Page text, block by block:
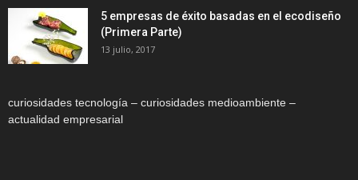
5 empresas de éxito basadas en el ecodiseño
(Primera Parte)
13 julio, 2017
curiosidades tecnología – curiosidades medioambiente –
actualidad empresarial